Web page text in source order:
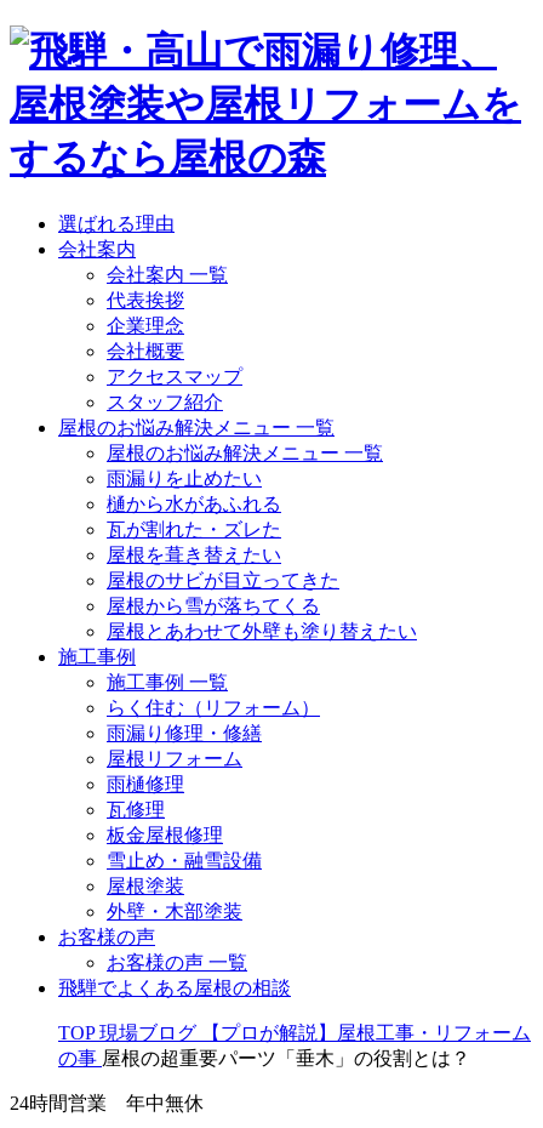
選ばれる理由
会社案内
会社案内 一覧
代表挨拶
企業理念
会社概要
アクセスマップ
スタッフ紹介
屋根のお悩み解決メニュー 一覧
屋根のお悩み解決メニュー 一覧
雨漏りを止めたい
樋から水があふれる
瓦が割れた・ズレた
屋根を葺き替えたい
屋根のサビが目立ってきた
屋根から雪が落ちてくる
屋根とあわせて外壁も塗り替えたい
施工事例
施工事例 一覧
らく住む（リフォーム）
雨漏り修理・修繕
屋根リフォーム
雨樋修理
瓦修理
板金屋根修理
雪止め・融雪設備
屋根塗装
外壁・木部塗装
お客様の声
お客様の声 一覧
飛騨でよくある屋根の相談
TOP 現場ブログ
【プロが解説】屋根工事・リフォーム
の事 屋根の超重要パーツ「垂木」の役割とは？
24時間営業 年中無休